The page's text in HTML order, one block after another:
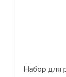
Набор для